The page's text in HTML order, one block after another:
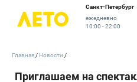
Санкт-Петербург
ежедневно
10:00 - 22:00
Главная Новости